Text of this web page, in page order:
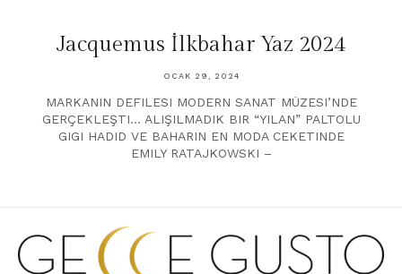
Jacquemus İlkbahar Yaz 2024
OCAK 29, 2024
MARKANIN DEFILESI MODERN SANAT MÜZESI’NDE
GERÇEKLEŞTI… ALIŞILMADIK BIR “YILAN” PALTOLU
GIGI HADID VE BAHARIN EN MODA CEKETINDE
EMILY RATAJKOWSKI –